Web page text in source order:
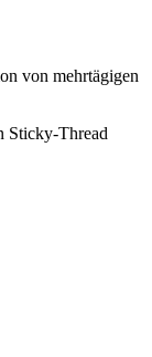
von mehrtägigen
Sticky-Thread